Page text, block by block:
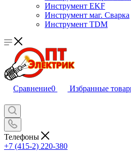
Инструмент EKF
Инструмент маг. Сварка
Инструмент TDM
Сравнение0 Избранные
Телефоны
+7 (415-2) 220-380